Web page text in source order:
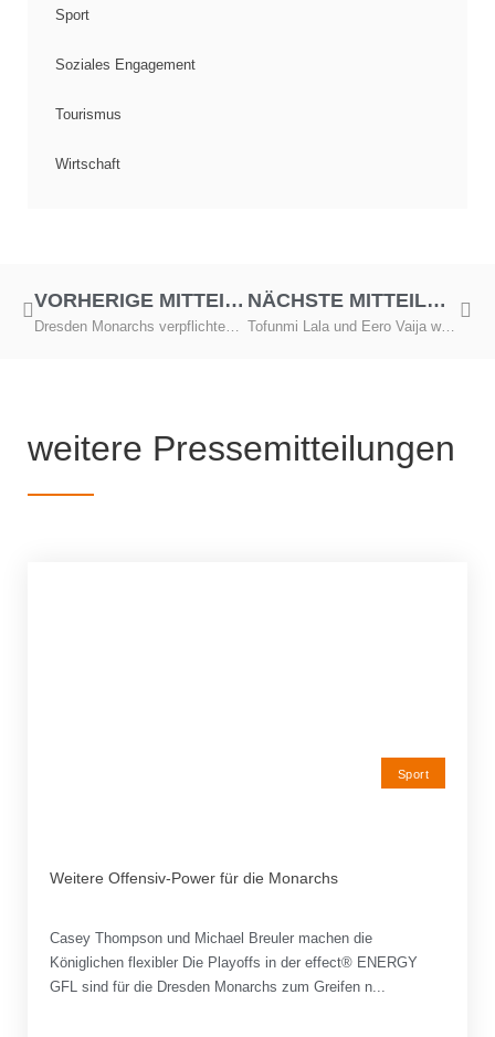
Sport
Soziales Engagement
Tourismus
Wirtschaft
VORHERIGE MITTEILUNG NÄCHSTE MITTEILUNG
Tofunmi Lala und Eero Vaija wechseln zu den Dresden Monarchs
weitere Pressemitteilungen
Sport
Weitere Offensiv-Power für die Monarchs
Casey Thompson und Michael Breuler machen die
Königlichen flexibler Die Playoffs in der effect® ENERGY
GFL sind für die Dresden Monarchs zum Greifen n...